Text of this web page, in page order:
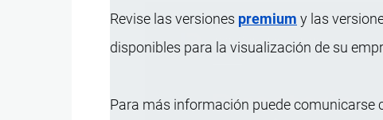
Revise las versiones premium y las
disponibles para la visualización de su
Para más información puede comunicarse